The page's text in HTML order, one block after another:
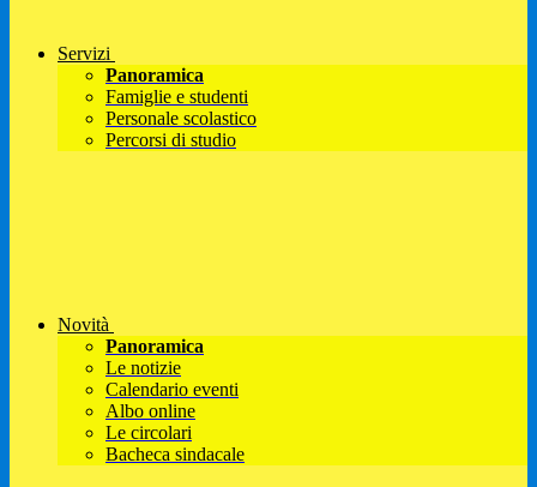
Servizi
Panoramica
Famiglie e studenti
Personale scolastico
Percorsi di studio
Novità
Panoramica
Le notizie
Calendario eventi
Albo online
Le circolari
Bacheca sindacale